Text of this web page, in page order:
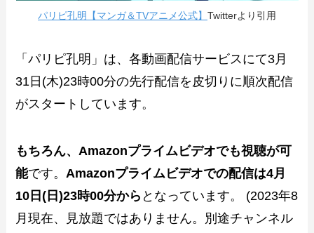
パリピ孔明【マンガ＆TVアニメ公式】 Twitterより引用
「パリピ孔明」は、各動画配信サービスにて3月
31日(木)23時00分の先行配信を皮切りに順次配信
がスタートしています。
もちろん、Amazonプライムビデオでも視聴が可
能です。Amazonプライムビデオでの配信は4月
10日(日)23時00分から となっています。 (2023年8
月現在、見放題ではありません。別途チャンネル